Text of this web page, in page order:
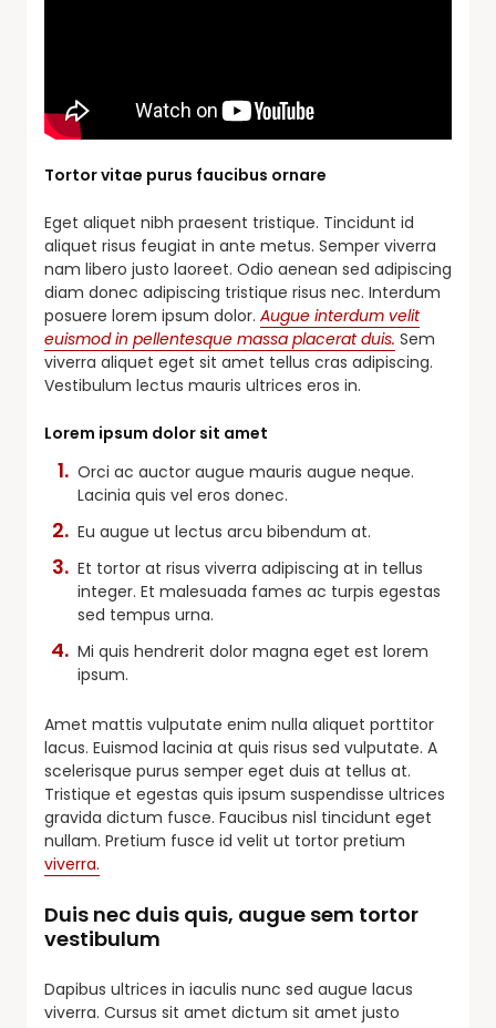
Tortor vitae purus faucibus ornare
Eget aliquet nibh praesent tristique. Tincidunt id
aliquet risus feugiat in ante metus. Semper viverra
nam libero justo laoreet. Odio aenean sed adipiscing
diam donec adipiscing tristique risus nec. Interdum
posuere lorem ipsum dolor. Augue interdum velit
euismod in pellentesque massa placerat duis. Sem
viverra aliquet eget sit amet tellus cras adipiscing.
Vestibulum lectus mauris ultrices eros in.
Lorem ipsum dolor sit amet
Orci ac auctor augue mauris augue neque.
Lacinia quis vel eros donec.
Eu augue ut lectus arcu bibendum at.
Et tortor at risus viverra adipiscing at in tellus
integer. Et malesuada fames ac turpis egestas
sed tempus urna.
Mi quis hendrerit dolor magna eget est lorem
ipsum.
Amet mattis vulputate enim nulla aliquet porttitor
lacus. Euismod lacinia at quis risus sed vulputate. A
scelerisque purus semper eget duis at tellus at.
Tristique et egestas quis ipsum suspendisse ultrices
gravida dictum fusce. Faucibus nisl tincidunt eget
nullam. Pretium fusce id velit ut tortor pretium
viverra.
Duis nec duis quis, augue sem tortor
vestibulum
Dapibus ultrices in iaculis nunc sed augue lacus
viverra. Cursus sit amet dictum sit amet justo